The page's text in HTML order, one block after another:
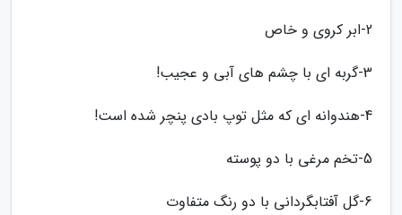
2-ابر کروی و خاص
3-گربه ای با چشم های آبی و عجیب!
4-هندوانه ای که مثل توپ بادی پنچر شده است!
5-تخم مرغی با دو پوسته
6-گل آفتابگردانی با دو رنگ متفاوت